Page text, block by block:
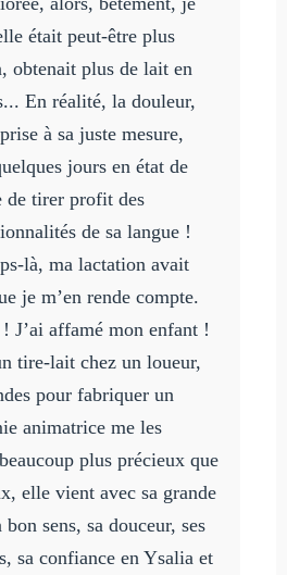
était peut-être plus
obtenait plus de lait en
En réalité, la douleur,
à sa juste mesure,
jours en état de
de tirer profit des
de sa langue !
là, ma lactation avait
je m’en rende compte.
J’ai affamé mon enfant !
tire-lait chez un loueur,
pour fabriquer un
animatrice me les
plus précieux que
elle vient avec sa grande
sens, sa douceur, ses
sa confiance en Ysalia et